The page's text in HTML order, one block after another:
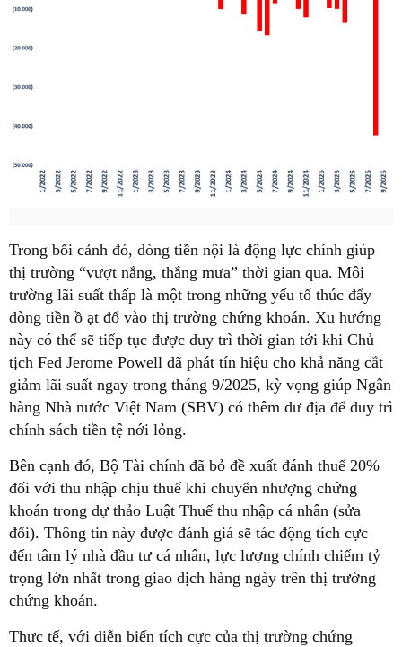
Trong bối cảnh đó, dòng tiền nội là động lực chính giúp
thị trường “vượt nắng, thắng mưa” thời gian qua. Môi
trường lãi suất thấp là một trong những yếu tố thúc đẩy
dòng tiền ồ ạt đổ vào thị trường chứng khoán. Xu hướng
này có thể sẽ tiếp tục được duy trì thời gian tới khi Chủ
tịch Fed Jerome Powell đã phát tín hiệu cho khả năng cắt
giảm lãi suất ngay trong tháng 9/2025, kỳ vọng giúp Ngân
hàng Nhà nước Việt Nam (SBV) có thêm dư địa để duy trì
chính sách tiền tệ nới lỏng.
Bên cạnh đó, Bộ Tài chính đã bỏ đề xuất đánh thuế 20%
đối với thu nhập chịu thuế khi chuyển nhượng chứng
khoán trong dự thảo Luật Thuế thu nhập cá nhân (sửa
đổi). Thông tin này được đánh giá sẽ tác động tích cực
đến tâm lý nhà đầu tư cá nhân, lực lượng chính chiếm tỷ
trọng lớn nhất trong giao dịch hàng ngày trên thị trường
chứng khoán.
Thực tế, với diễn biến tích cực của thị trường chứng